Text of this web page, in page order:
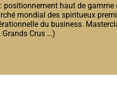
positionnement haut de gamme
mondial des spiritueux
du business.
Crus …)